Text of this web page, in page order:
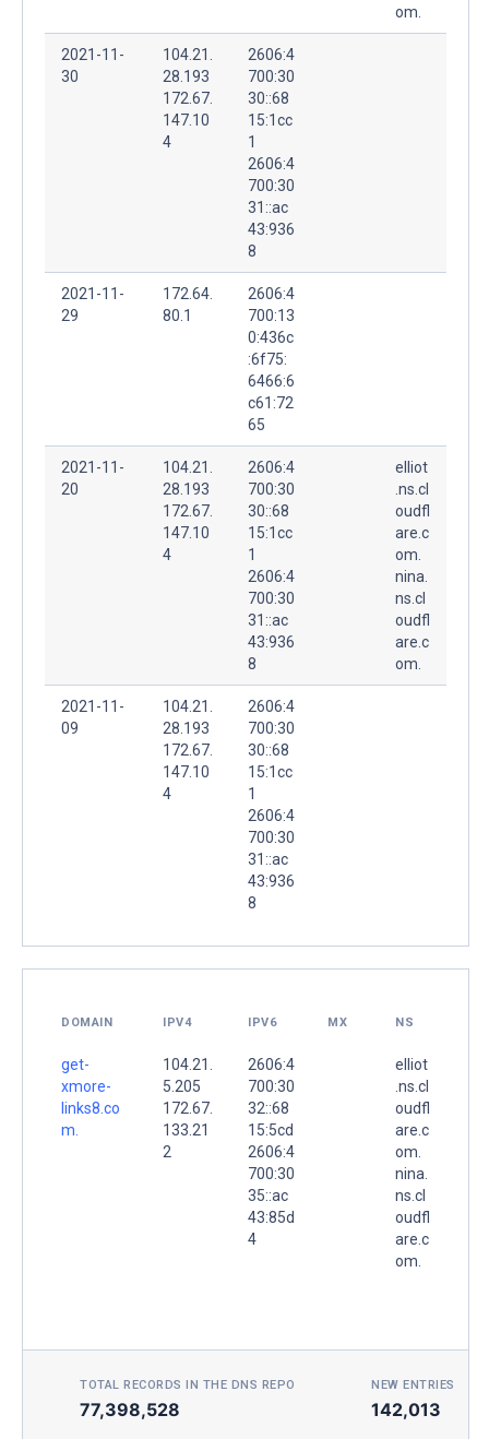
om.
2021-11-
30
104.21.
28.193
172.67.
147.10
4
2606:4
700:30
30::68
15:1cc
1
2606:4
700:30
31::ac
43:936
8
2021-11-
29
172.64.
80.1
2606:4
700:13
0:436c
:6f75:
6466:6
c61:72
65
2021-11-
20
104.21.
28.193
172.67.
147.10
4
2606:4
700:30
30::68
15:1cc
1
2606:4
700:30
31::ac
43:936
8
elliot
.ns.cl
oudfl
are.c
om.
nina.
ns.cl
oudfl
are.c
om.
2021-11-
09
104.21.
28.193
172.67.
147.10
4
2606:4
700:30
30::68
15:1cc
1
2606:4
700:30
31::ac
43:936
8
DOMAIN IPV4 IPV6 MX NS
get-
xmore-
links8.co
m.
104.21.
5.205
172.67.
133.21
2
2606:4
700:30
32::68
15:5cd
2606:4
700:30
35::ac
43:85d
4
elliot
.ns.cl
oudfl
are.c
om.
nina.
ns.cl
oudfl
are.c
om.
TOTAL RECORDS IN THE DNS REPO
77,398,528
NEW ENTRIES
142,013